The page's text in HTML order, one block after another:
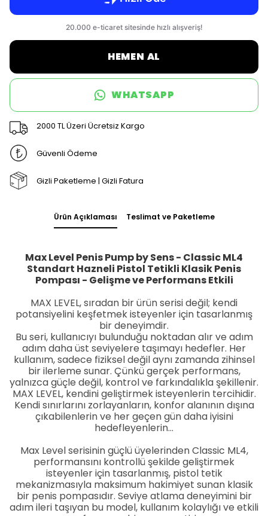
HEMEN AL
WHATSAPP
2000 TL Üzeri Ücretsiz Kargo
Güvenli Ödeme
Gizli Paketleme | Gizli Fatura
Ürün Açıklaması Teslimat ve Paketleme
Max Level Penis Pump by Sens - Classic ML4
Standart Hazneli Pistol Tetikli Klasik Penis
Pompası - Gelişme ve Performans Etkili
MAX LEVEL, sıradan bir ürün serisi değil; kendi
potansiyelini keşfetmek isteyenler için tasarlanmış
bir deneyimdir.
Bu seri, kullanıcıyı bulunduğu noktadan alır ve adım
adım daha üst seviyelere taşımayı hedefler. Her
kullanım, sadece fiziksel değil aynı zamanda zihinsel
bir ilerleme sunar. Çünkü gerçek performans,
yalnızca güçle değil, kontrol ve farkındalıkla şekillenir.
MAX LEVEL, kendini geliştirmek isteyenlerin tercihidir.
Kendi sınırlarını zorlayanların, konfor alanının dışına
çıkabilenlerin ve her geçen gün daha iyisini
hedefleyenlerin…
Max Level serisinin güçlü üyelerinden Classic ML4,
performansını kontrollü şekilde geliştirmek
isteyenler için tasarlanmış, pistol tetik
mekanizmasıyla maksimum hakimiyet sunan klasik
bir penis pompasıdır. Seviye atlama deneyimini bir
adım ileri taşıyan bu model, kullanım kolaylığı ve etkili